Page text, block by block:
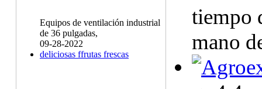
Equipos de ventilación industrial
de 36 pulgadas,
09-28-2022
deliciosas ffrutas frescas
tiempo
mano